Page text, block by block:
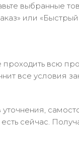
выбранные
или «Быстрый
всю
все условия
уточнения,
сейчас.